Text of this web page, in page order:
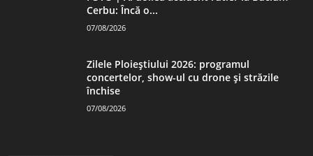
Cerbu: Încă o...
07/08/2026
Zilele Ploieștiului 2026: programul
concertelor, show-ul cu drone și străzile
închise
07/08/2026